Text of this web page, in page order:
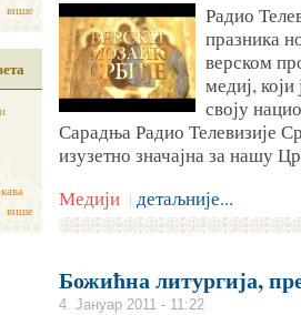
више
више
Радио
празника
верском
медиј,
своју
Сарадња Радио Телевизије
изузетно значајна за нашу
Медији | детаљније...
Божићна литургија,
4. Јануар 2011 - 11:22